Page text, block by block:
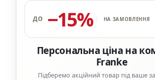
ДО −15% НА ЗАМОВЛЕННЯ
Персональна ціна на
Franke
Підберемо акційний товар під ваше